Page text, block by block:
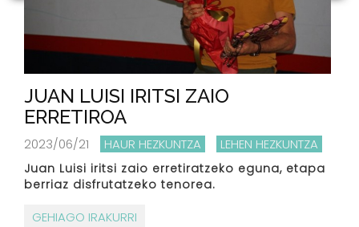
JUAN LUISI IRITSI ZAIO
ERRETIROA
2023/06/21 HAUR HEZKUNTZA LEHEN HEZKUNTZA
Juan Luisi iritsi zaio erretiratzeko eguna, etapa
berriaz disfrutatzeko tenorea.
GEHIAGO IRAKURRI